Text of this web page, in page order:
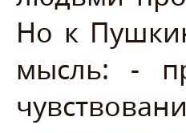
Но к
мысль: -